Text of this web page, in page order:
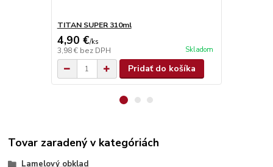
TITAN SUPER 310ml
4,90 €/ks
3,98 € bez DPH Skladom
Pridať do košíka
Tovar zaradený v kategóriách
Lamelový obklad